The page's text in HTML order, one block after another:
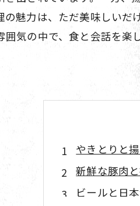
魅力は、ただ美味しい
気の中で、食と会話を
やきとりと
新鮮な豚肉
ビールと日